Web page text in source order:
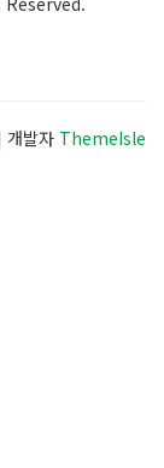
발자 ThemeIsle